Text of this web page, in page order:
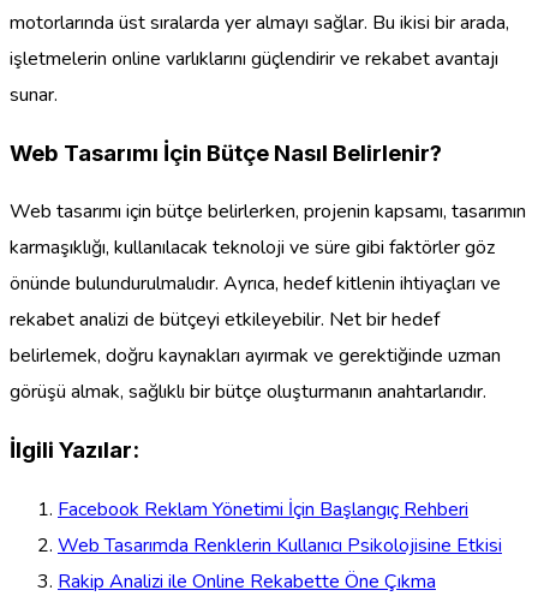
motorlarında üst sıralarda yer almayı sağlar. Bu ikisi bir arada,
işletmelerin online varlıklarını güçlendirir ve rekabet avantajı
sunar.
Web Tasarımı İçin Bütçe Nasıl Belirlenir?
Web tasarımı için bütçe belirlerken, projenin kapsamı, tasarımın
karmaşıklığı, kullanılacak teknoloji ve süre gibi faktörler göz
önünde bulundurulmalıdır. Ayrıca, hedef kitlenin ihtiyaçları ve
rekabet analizi de bütçeyi etkileyebilir. Net bir hedef
belirlemek, doğru kaynakları ayırmak ve gerektiğinde uzman
görüşü almak, sağlıklı bir bütçe oluşturmanın anahtarlarıdır.
İlgili Yazılar:
Facebook Reklam Yönetimi İçin Başlangıç Rehberi
Web Tasarımda Renklerin Kullanıcı Psikolojisine Etkisi
Rakip Analizi ile Online Rekabette Öne Çıkma